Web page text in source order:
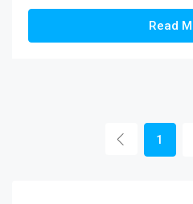
Read
1